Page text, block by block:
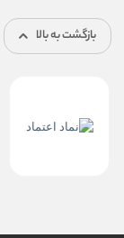
بازگشت به بالا